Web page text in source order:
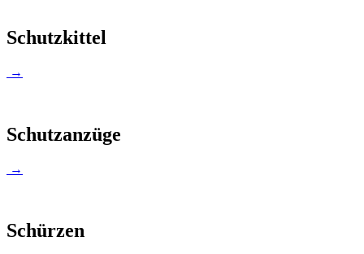
Schutzkittel
→
Schutzanzüge
→
Schürzen